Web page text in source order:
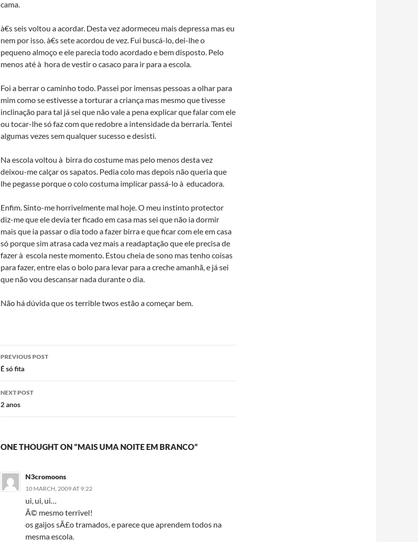
cama.
à€s seis voltou a acordar. Desta vez adormeceu mais depressa mas eu
nem por isso. à€s sete acordou de vez. Fui buscá-lo, dei-lhe o
pequeno almoço e ele parecia todo acordado e bem disposto. Pelo
menos até à hora de vestir o casaco para ir para a escola.
Foi a berrar o caminho todo. Passei por imensas pessoas a olhar para
mim como se estivesse a torturar a criança mas mesmo que tivesse
inclinação para tal já sei que não vale a pena explicar que falar com ele
ou tocar-lhe só faz com que redobre a intensidade da berraria. Tentei
algumas vezes sem qualquer sucesso e desisti.
Na escola voltou à birra do costume mas pelo menos desta vez
deixou-me calçar os sapatos. Pedia colo mas depois não queria que
lhe pegasse porque o colo costuma implicar passá-lo à educadora.
Enfim. Sinto-me horrivelmente mal hoje. O meu instinto protector
diz-me que ele devia ter ficado em casa mas sei que não ia dormir
mais que ia passar o dia todo a fazer birra e que ficar com ele em casa
só porque sim atrasa cada vez mais a readaptação que ele precisa de
fazer à escola neste momento. Estou cheia de sono mas tenho coisas
para fazer, entre elas o bolo para levar para a creche amanhã, e já sei
que não vou descansar nada durante o dia.
Não há dúvida que os terrible twos estão a começar bem.
Post
navigation
PREVIOUS POST
É só fita
NEXT POST
2 anos
ONE THOUGHT ON “MAIS UMA NOITE EM BRANCO”
N3cromoons
10 MARCH, 2009 AT 9:22
ui, ui, ui…
Ã© mesmo terrivel!
os gaijos sÃ£o tramados, e parece que aprendem todos na
mesma escola.